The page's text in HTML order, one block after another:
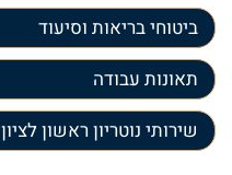
ביטוחי בריאות וסיעוד
תאונות עבודה
שירותי נוטריון ראשון לציון